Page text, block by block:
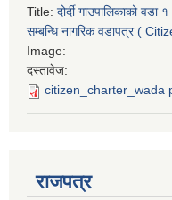
Title: दोर्दी गाउपालिकाको वडा
सम्बन्धि नागरिक वडापत्र (
Image:
दस्तावेज:
citizen_charter_wada
राजपत्र